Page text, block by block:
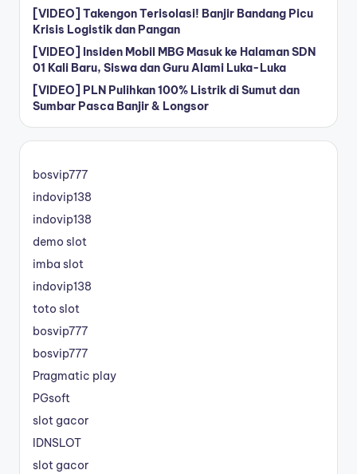
[VIDEO] Takengon Terisolasi! Banjir Bandang Picu
Krisis Logistik dan Pangan
[VIDEO] Insiden Mobil MBG Masuk ke Halaman SDN
01 Kali Baru, Siswa dan Guru Alami Luka-Luka
[VIDEO] PLN Pulihkan 100% Listrik di Sumut dan
Sumbar Pasca Banjir & Longsor
bosvip777
indovip138
indovip138
demo slot
imba slot
indovip138
toto slot
bosvip777
bosvip777
Pragmatic play
PGsoft
slot gacor
IDNSLOT
slot gacor